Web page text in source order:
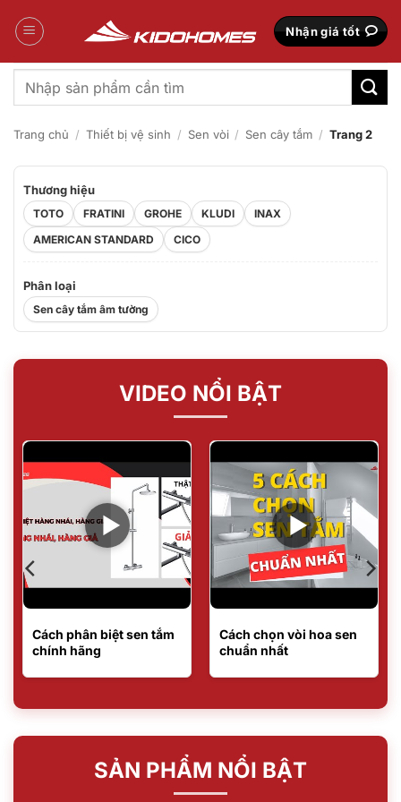
qua
Nhận giá tốt
Tìm
kiếm:
Trang chủ / Thiết bị vệ sinh / Sen vòi / Sen cây tắm / Trang 2
Thương hiệu
TOTO FRATINI GROHE KLUDI
INAX
AMERICAN STANDARD
CICO
Phân loại
Sen cây tắm âm tường
VIDEO NỔI BẬT
Cách phân biệt sen tắm
chính hãng
Cách chọn vòi hoa sen
chuẩn nhất
SẢN PHẨM NỔI BẬT